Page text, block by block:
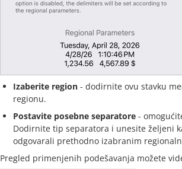
Izaberite region - dodirnite ovu stavku
regionu.
Postavite posebne separatore -
Dodirnite tip separatora i unesite željeni
odgovarali prethodno izabranim
Pregled primenjenih podešavanja možete